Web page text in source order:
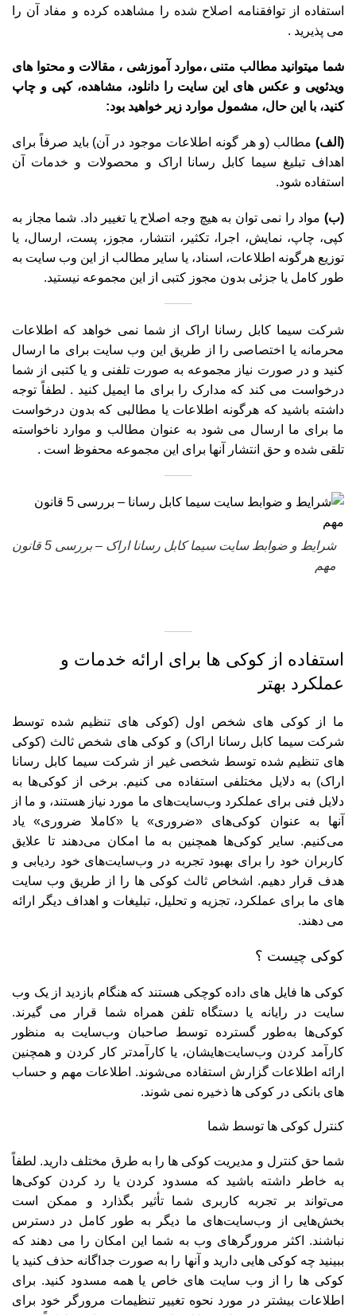
استفاده از توافقنامه اصلاح شده را مشاهده کرده و مفاد آن را
می پذیرید .
شما میتوانید مطالب متنی ،موارد آموزشی ، مقالات و محتوا های
ویدئویی و عکس های این سایت را دانلود، مشاهده، کپی و چاپ
کنید، با این حال، مشمول موارد زیر خواهید بود:
(الف) مطالب (و هر گونه اطلاعات موجود در آن) باید صرفاً برای
اهداف تبلیغ سیما کابل رسانا اراک و محصولات و خدمات آن
استفاده شود.
(ب) مواد را نمی توان به هیچ وجه اصلاح یا تغییر داد. شما مجاز به
کپی، چاپ، نمایش، اجرا، تکثیر، انتشار، مجوز، پست، ارسال، یا
توزیع هرگونه اطلاعات، اسناد، یا سایر مطالب از این وب سایت به
طور کامل یا جزئی بدون مجوز کتبی از این مجموعه نیستید.
شرکت سیما کابل رسانا اراک از شما نمی خواهد که اطلاعات
محرمانه یا اختصاصی را از طریق این وب سایت برای ما ارسال
کنید و در صورت نیاز مجموعه به صورت تلفنی و یا کتبی از شما
درخواست می کند که مدارک را برای ما ایمیل کنید . لطفاً توجه
داشته باشید که هرگونه اطلاعات یا مطالبی که بدون درخواست
ما برای ما ارسال می شود به عنوان مطالب و موارد ناخواسته
تلقی شده و حق انتشار آنها برای این مجموعه محفوظ است .
شرایط و ضوابط سایت سیما کابل رسانا اراک – بررسی 5 قانون
مهم
استفاده از کوکی ها برای ارائه خدمات و
عملکرد بهتر
ما از کوکی های شخص اول (کوکی های تنظیم شده توسط
شرکت سیما کابل رسانا اراک) و کوکی های شخص ثالث (کوکی
های تنظیم شده توسط شخصی غیر از شرکت سیما کابل رسانا
اراک) به دلایل مختلفی استفاده می کنیم. برخی از کوکی‌ها به
دلایل فنی برای عملکرد وب‌سایت‌های ما مورد نیاز هستند، و ما از
آنها به عنوان کوکی‌های «ضروری» یا «کاملا ضروری» یاد
می‌کنیم. سایر کوکی‌ها همچنین به ما امکان می‌دهند تا علایق
کاربران خود را برای بهبود تجربه در وب‌سایت‌های خود ردیابی و
هدف قرار دهیم. اشخاص ثالث کوکی ها را از طریق وب سایت
های ما برای عملکرد، تجزیه و تحلیل، تبلیغات و اهداف دیگر ارائه
می دهند.
کوکی چیست ؟
کوکی ها فایل های داده کوچکی هستند که هنگام بازدید از یک وب
سایت در رایانه یا دستگاه تلفن همراه شما قرار می گیرند.
کوکی‌ها به‌طور گسترده توسط صاحبان وب‌سایت به منظور
کارآمد کردن وب‌سایت‌هایشان، یا کارآمدتر کار کردن و همچنین
ارائه اطلاعات گزارش استفاده می‌شوند. اطلاعات مهم و حساب
های بانکی در کوکی ها ذخیره نمی شوند.
کنترل کوکی ها توسط شما
شما حق کنترل و مدیریت کوکی ها را به طرق مختلف دارید. لطفاً
به خاطر داشته باشید که مسدود کردن یا رد کردن کوکی‌ها
می‌تواند بر تجربه کاربری شما تأثیر بگذارد و ممکن است
بخش‌هایی از وب‌سایت‌های ما دیگر به طور کامل در دسترس
نباشند. اکثر مرورگرهای وب به شما این امکان را می دهند که
ببینید چه کوکی هایی دارید و آنها را به صورت جداگانه حذف کنید یا
کوکی ها را از وب سایت های خاص یا همه مسدود کنید. برای
اطلاعات بیشتر در مورد نحوه تغییر تنظیمات مرورگر خود برای